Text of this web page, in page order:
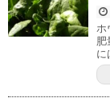
ホ
肥
に